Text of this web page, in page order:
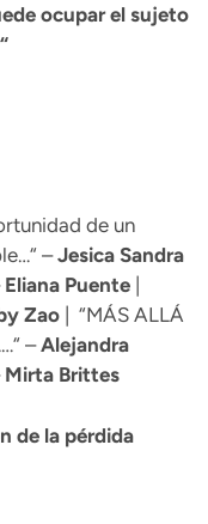
ocupar el sujeto
de un
–Jesica Sandra
Eliana Puente
Zao
| “MÁS ALLÁ
–Alejandra
Mirta Brittes
de la pérdida